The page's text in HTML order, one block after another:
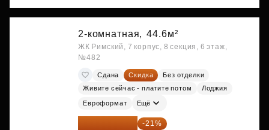
2-комнатная, 44.6м²
ЖК Римский, 7 корпус, 8 секция, 6 этаж,
№482
Сдана Скидка
Без отделки
Живите сейчас - платите потом
Лоджия
Евроформат Ещё
10 348 226 ₽ -21%